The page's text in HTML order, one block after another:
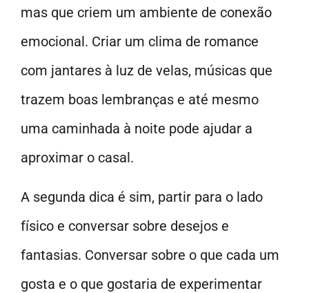
mas que criem um ambiente de conexão
emocional. Criar um clima de romance
com jantares à luz de velas, músicas que
trazem boas lembranças e até mesmo
uma caminhada à noite pode ajudar a
aproximar o casal.
A segunda dica é sim, partir para o lado
físico e conversar sobre desejos e
fantasias. Conversar sobre o que cada um
gosta e o que gostaria de experimentar